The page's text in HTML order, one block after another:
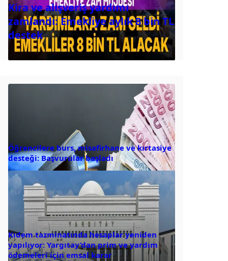
Kira ve alışveriş yardımı
zamlandı: Emekliye aylık 8 bin TL
destek
Öğrencilere burs, misafirhane ve kırtasiye
desteği: Başvurular başladı
Kıdem tazminatında hesaplar yeniden
yapılıyor: Yargıtay’dan prim ve yardım
ödemeleri için emsal karar